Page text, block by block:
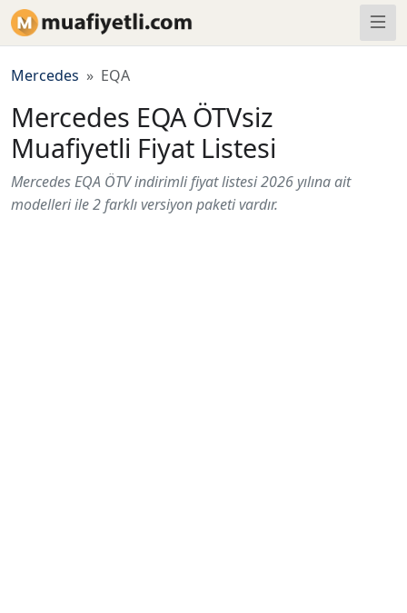
Mercedes EQA
Mercedes EQA ÖTVsiz
Muafiyetli Fiyat Listesi
Mercedes EQA ÖTV indirimli fiyat listesi 2026 yılına ait
modelleri ile 2 farklı versiyon paketi vardır.